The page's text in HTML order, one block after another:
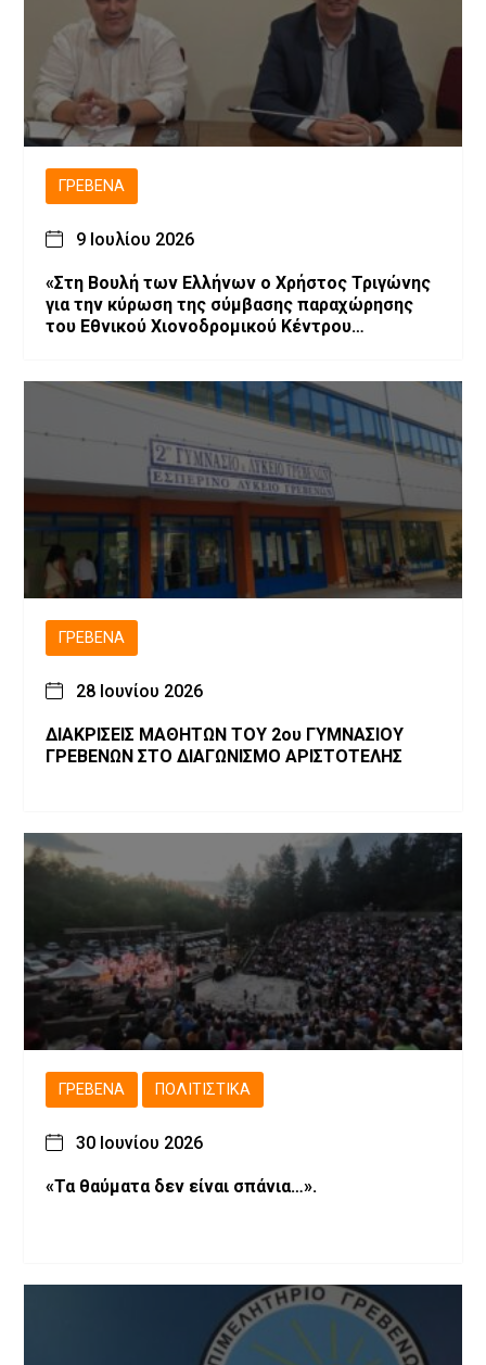
ΓΡΕΒΕΝΆ
9 Ιουλίου 2026
«Στη Βουλή των Ελλήνων ο Χρήστος Τριγώνης
για την κύρωση της σύμβασης παραχώρησης
του Εθνικού Χιονοδρομικού Κέντρου
ΓΡΕΒΕΝΆ
28 Ιουνίου 2026
ΔΙΑΚΡΙΣΕΙΣ ΜΑΘΗΤΩΝ ΤΟΥ 2ου ΓΥΜΝΑΣΙΟΥ
ΓΡΕΒΕΝΩΝ ΣΤΟ ΔΙΑΓΩΝΙΣΜΟ ΑΡΙΣΤΟΤΕΛΗΣ
ΓΡΕΒΕΝΆ ΠΟΛΙΤΙΣΤΙΚΆ
30 Ιουνίου 2026
«Τα θαύματα δεν είναι σπάνια…».